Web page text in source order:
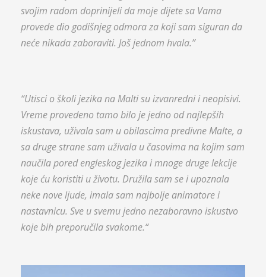
svojim radom doprinijeli da moje dijete sa Vama
provede dio godišnjeg odmora za koji sam siguran da
neće nikada zaboraviti. Još jednom hvala.”
“Utisci o školi jezika na Malti su izvanredni i neopisivi.
Vreme provedeno tamo bilo je jedno od najlepših
iskustava, uživala sam u obilascima predivne Malte, a
sa druge strane sam uživala u časovima na kojim sam
naučila pored engleskog jezika i mnoge druge lekcije
koje ću koristiti u životu. Družila sam se i upoznala
neke nove ljude, imala sam najbolje animatore i
nastavnicu. Sve u svemu jedno nezaboravno iskustvo
koje bih preporučila svakome.“